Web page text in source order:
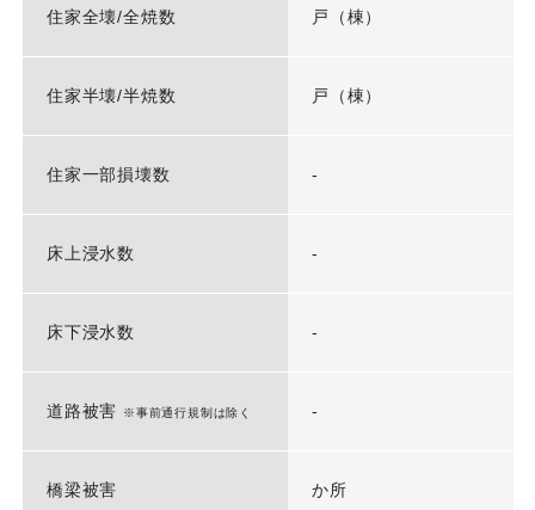
住家全壊/全焼数 戸（棟）
住家半壊/半焼数 戸（棟）
住家一部損壊数 -
床上浸水数 -
床下浸水数 -
道路被害 ※事前通行規制は除く -
橋梁被害 か所